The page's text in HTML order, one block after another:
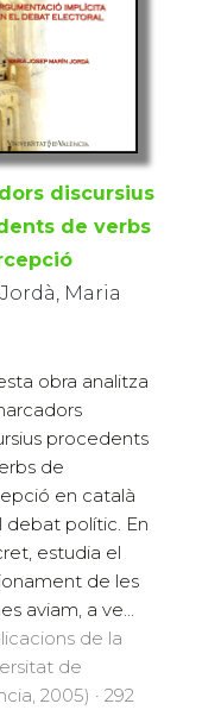
discursius
de verbs
Maria
obra analitza
procedents
de
en català
debat polític. En
estudia el
de les
aviam, a ve...
de la
de
2005) · 292